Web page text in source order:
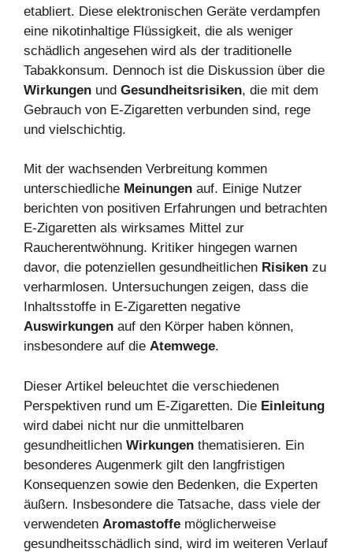
etabliert. Diese elektronischen Geräte verdampfen
eine nikotinhaltige Flüssigkeit, die als weniger
schädlich angesehen wird als der traditionelle
Tabakkonsum. Dennoch ist die Diskussion über die
Wirkungen und Gesundheitsrisiken, die mit dem
Gebrauch von E-Zigaretten verbunden sind, rege
und vielschichtig.
Mit der wachsenden Verbreitung kommen
unterschiedliche Meinungen auf. Einige Nutzer
berichten von positiven Erfahrungen und betrachten
E-Zigaretten als wirksames Mittel zur
Raucherentwöhnung. Kritiker hingegen warnen
davor, die potenziellen gesundheitlichen Risiken zu
verharmlosen. Untersuchungen zeigen, dass die
Inhaltsstoffe in E-Zigaretten negative
Auswirkungen auf den Körper haben können,
insbesondere auf die Atemwege.
Dieser Artikel beleuchtet die verschiedenen
Perspektiven rund um E-Zigaretten. Die Einleitung
wird dabei nicht nur die unmittelbaren
gesundheitlichen Wirkungen thematisieren. Ein
besonderes Augenmerk gilt den langfristigen
Konsequenzen sowie den Bedenken, die Experten
äußern. Insbesondere die Tatsache, dass viele der
verwendeten Aromastoffe möglicherweise
gesundheitsschädlich sind, wird im weiteren Verlauf